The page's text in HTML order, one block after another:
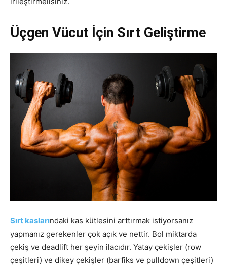
Üçgen Vücut İçin Sırt Geliştirme
Sırt kaslarındaki kas kütlesini arttırmak istiyorsanız
yapmanız gerekenler çok açık ve nettir. Bol miktarda
çekiş ve deadlift her şeyin ilacıdır. Yatay çekişler (row
çeşitleri) ve dikey çekişler (barfiks ve pulldown çeşitleri)